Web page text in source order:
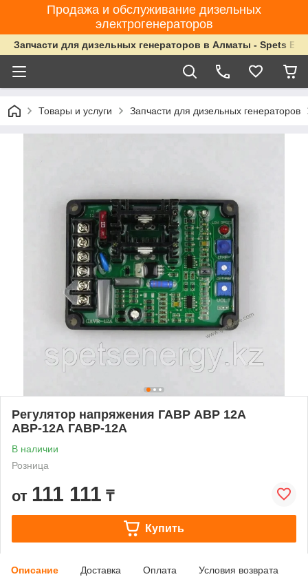
Продажа и обслуживание дизельных
электрогенераторов
Запчасти для дизельных генераторов в Алматы - Spets
Товары и услуги Запчасти для дизельных генераторов
Регулятор напряжения ГАВР АВР 12А
АВР-12А ГАВР-12А
В наличии
Розница
от 111 111 ₸
Купить
Описание Доставка Оплата Условия возврата